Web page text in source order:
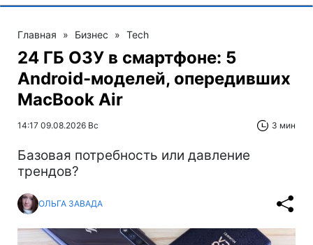
Главная » Бизнес » Tech
24 ГБ ОЗУ в смартфоне: 5
Android-моделей, опередивших
MacBook Air
14:17 09.08.2026 Вс 3 мин
Базовая потребность или давление
трендов?
ОЛЬГА ЗАВАДА